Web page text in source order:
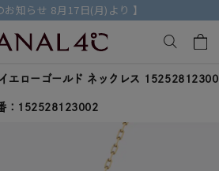
お知らせ 8月17日(月)より 】
キーワードで検索する
エローゴールド ネックレス
：152528123002